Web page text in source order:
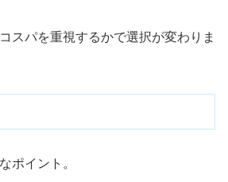
スパを重視するかで選択が変わりま
ポイント。